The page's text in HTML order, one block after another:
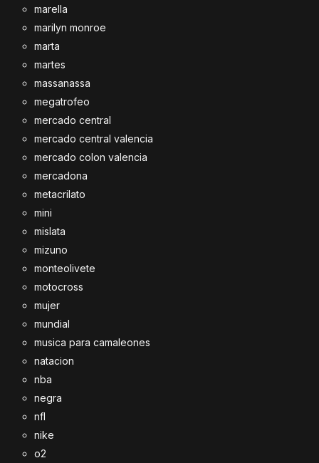
marella
marilyn monroe
marta
martes
massanassa
megatrofeo
mercado central
mercado central valencia
mercado colon valencia
mercadona
metacrilato
mini
mislata
mizuno
monteolivete
motocross
mujer
mundial
musica para camaleones
natacion
nba
negra
nfl
nike
o2